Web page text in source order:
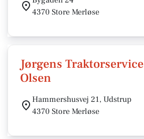
4370 Store Merløse
Jørgens
Olsen
Hammershusvej 21, Udstrup
4370 Store Merløse